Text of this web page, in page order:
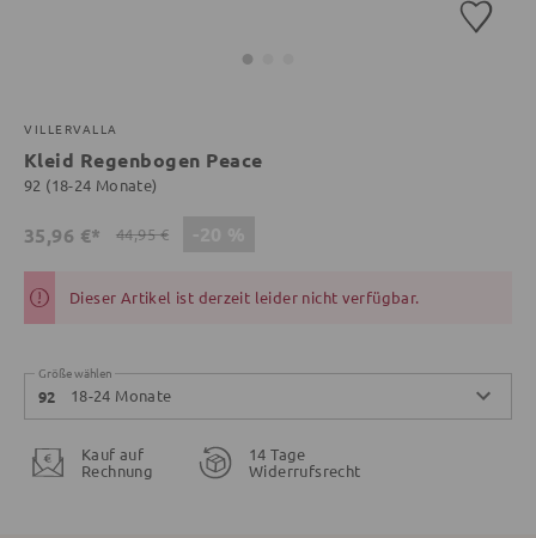
VILLERVALLA
Kleid Regenbogen Peace
92 (18-24 Monate)
35,96 €* 44,95 €
Dieser Artikel ist derzeit leider nicht verfügbar.
Größe wählen
92 18-24 Monate
Kauf auf
Rechnung
14 Tage
Widerrufsrecht